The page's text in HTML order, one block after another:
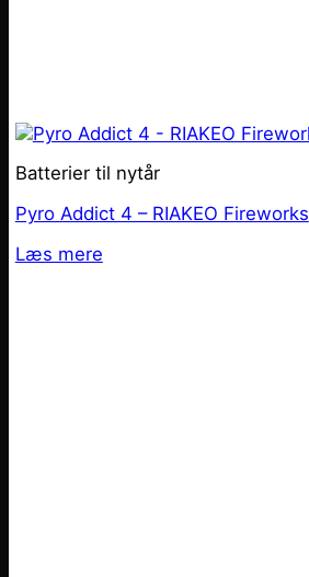
Batterier til nytår
Pyro Addict 4 – RIAKEO Fireworks
Læs mere